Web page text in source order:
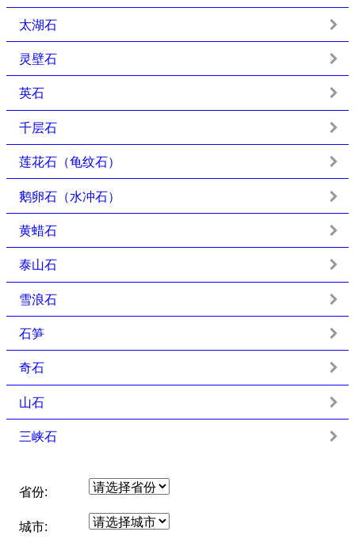
太湖石
灵壁石
英石
千层石
莲花石（龟纹石）
鹅卵石（水冲石）
黄蜡石
泰山石
雪浪石
石笋
奇石
山石
三峡石
省份:
城市: